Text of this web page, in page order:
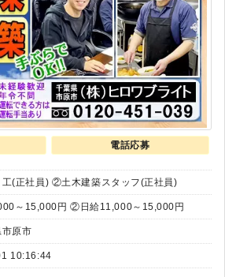
電話応募
(正社員) ②土木建築スタッフ(正社員)
～15,000円 ②日給11,000～15,000円
原市
10:16:44